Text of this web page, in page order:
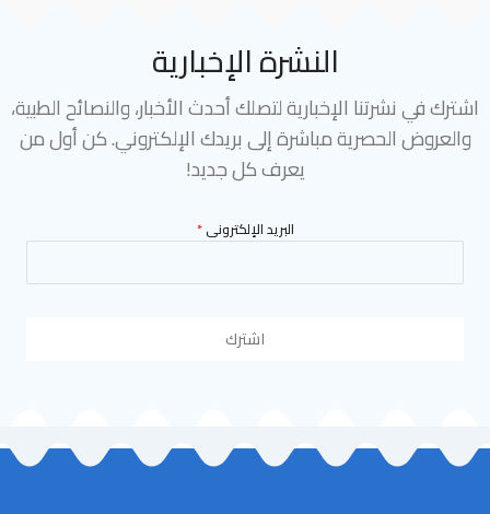
النشرة الإخبارية
اشترك في نشرتنا الإخبارية لتصلك أحدث الأخبار، والنصائح الطبية،
والعروض الحصرية مباشرة إلى بريدك الإلكتروني. كن أول من
يعرف كل جديد!
البريد الإلكترونى*
اشترك